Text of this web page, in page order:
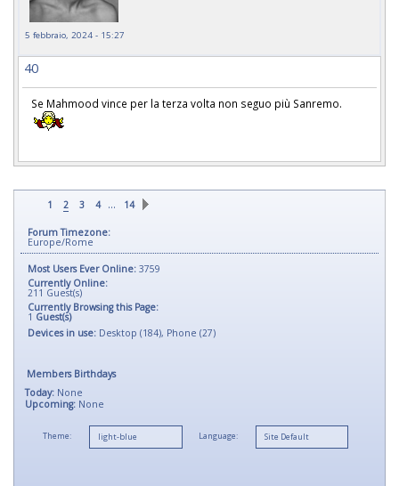
5 febbraio, 2024 - 15:27
40
Se Mahmood vince per la terza volta non seguo più Sanremo.
1 2 3 4 … 14
Forum Timezone:
Europe/Rome
Most Users Ever Online: 3759
Currently Online:
211 Guest(s)
Currently Browsing this Page:
1 Guest(s)
Devices in use: Desktop (184), Phone (27)
Members Birthdays
Today: None
Upcoming: None
Theme: Language: